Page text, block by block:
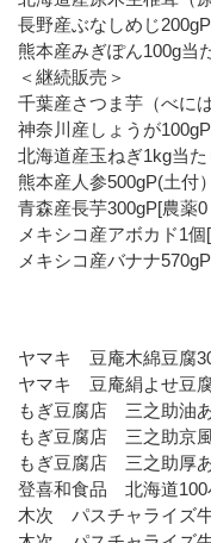
長野産ぶなしめじ
熊本産みぎぽん100g当
＜継続販売＞
千葉産さつま芋（べに
神奈川産しょうが
北海道産玉ねぎ1kg当
熊本産人参500gP(土付
青森産長芋300gP[農薬
メキシコ産アボカド1
メキシコ産バナナ
ヤマキ 豆庵木綿豆腐
ヤマキ 豆庵絹よせ豆
もぎ豆腐店 三之助油
もぎ豆腐店 三之助京
もぎ豆腐店 三之助厚
登喜和食品 北海道100
木次 パスチャライズ